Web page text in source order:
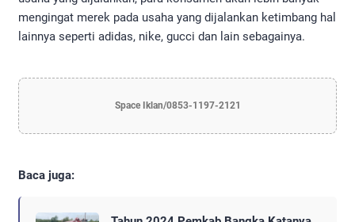
mengingat merek pada usaha yang dijalankan ketimbang hal
lainnya seperti adidas, nike, gucci dan lain sebagainya.
Space Iklan/0853-1197-2121
Baca juga: